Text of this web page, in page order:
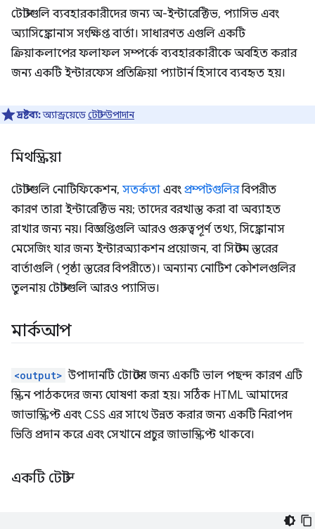
টোস্টগুলি ব্যবহারকারীদের জন্য অ-ইন্টারেক্টিভ, প্যাসিভ এবং
অ্যাসিঙ্ক্রোনাস সংক্ষিপ্ত বার্তা। সাধারণত এগুলি একটি
ক্রিয়াকলাপের ফলাফল সম্পর্কে ব্যবহারকারীকে অবহিত করার
জন্য একটি ইন্টারফেস প্রতিক্রিয়া প্যাটার্ন হিসাবে ব্যবহৃত হয়।
দ্রষ্টব্য:অ্যান্ড্রয়েডেটোস্ট উপাদান
মিথস্ক্রিয়া
টোস্টগুলি নোটিফিকেশন, সতর্কতা এবং প্রম্পটগুলিরবিপরীত
কারণ তারা ইন্টারেক্টিভ নয়; তাদের বরখাস্ত করা বা অব্যাহত
রাখার জন্য নয়। বিজ্ঞপ্তিগুলি আরও গুরুত্বপূর্ণ তথ্য, সিঙ্ক্রোনাস
মেসেজিং যার জন্য ইন্টারঅ্যাকশন প্রয়োজন, বা সিস্টেম স্তরের
বার্তাগুলি (পৃষ্ঠা স্তরের বিপরীতে)। অন্যান্য নোটিশ কৌশলগুলির
তুলনায় টোস্টগুলি আরও প্যাসিভ।
মার্কআপ
<output> উপাদানটি টোস্টের জন্য একটি ভাল পছন্দ কারণ এটি
স্ক্রিন পাঠকদের জন্য ঘোষণা করা হয়। সঠিক HTML আমাদের
জাভাস্ক্রিপ্ট এবং CSS এর সাথে উন্নত করার জন্য একটি নিরাপদ
ভিত্তি প্রদান করে এবং সেখানে প্রচুর জাভাস্ক্রিপ্ট থাকবে।
একটি টোস্ট